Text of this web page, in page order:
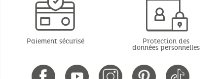
Paiement sécurisé Protection des
données personnelles